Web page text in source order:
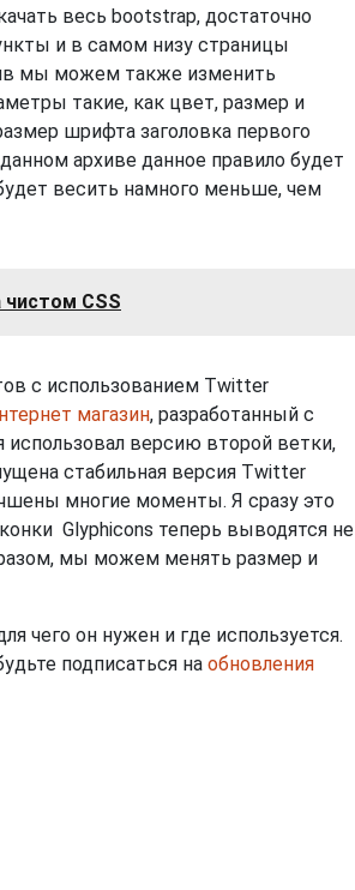
весь bootstrap, достаточно
и в самом низу страницы
мы можем также изменить
такие, как цвет, размер и
шрифта заголовка первого
архиве данное правило будет
весить намного меньше, чем
CSS
с использованием Twitter
магазин, разработанный с
версию второй ветки,
стабильная версия Twitter
многие моменты. Я сразу это
Glyphicons теперь выводятся не
мы можем менять размер и
чего он нужен и где используется.
подписаться на обновления